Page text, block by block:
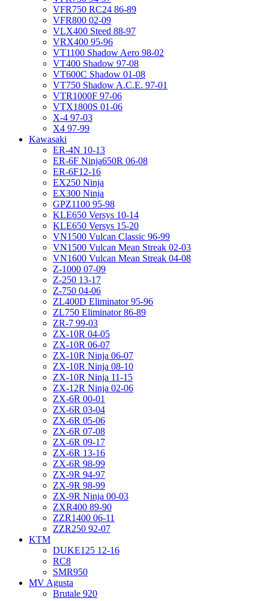
VFR750 RC24 86-89
VFR800 02-09
VLX400 Steed 88-97
VRX400 95-96
VT1100 Shadow Aero 98-02
VT400 Shadow 97-08
VT600C Shadow 01-08
VT750 Shadow A.C.E. 97-01
VTR1000F 97-06
VTX1800S 01-06
X-4 97-03
X4 97-99
Kawasaki
ER-4N 10-13
ER-6F Ninja650R 06-08
ER-6F12-16
EX250 Ninja
EX300 Ninja
GPZ1100 95-98
KLE650 Versys 10-14
KLE650 Versys 15-20
VN1500 Vulcan Classic 96-99
VN1500 Vulcan Mean Streak 02-03
VN1600 Vulcan Mean Streak 04-08
Z-1000 07-09
Z-250 13-17
Z-750 04-06
ZL400D Eliminator 95-96
ZL750 Eliminator 86-89
ZR-7 99-03
ZX-10R 04-05
ZX-10R 06-07
ZX-10R Ninja 06-07
ZX-10R Ninja 08-10
ZX-10R Ninja 11-15
ZX-12R Ninja 02-06
ZX-6R 00-01
ZX-6R 03-04
ZX-6R 05-06
ZX-6R 07-08
ZX-6R 09-17
ZX-6R 13-16
ZX-6R 98-99
ZX-9R 94-97
ZX-9R 98-99
ZX-9R Ninja 00-03
ZXR400 89-90
ZZR1400 06-11
ZZR250 92-07
KTM
DUKE125 12-16
RC8
SMR950
MV Agusta
Brutale 920